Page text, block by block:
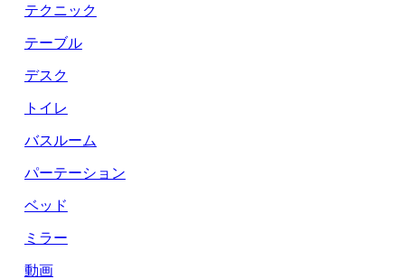
テクニック
テーブル
デスク
トイレ
バスルーム
パーテーション
ベッド
ミラー
動画